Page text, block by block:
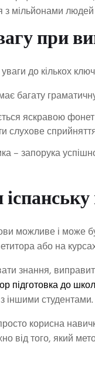
мільйонами
при
до кількох
багату
яскравою
слухове
– запорука
можливе і
або на
знання,
підготовка до
іншими
корисна
від того, який